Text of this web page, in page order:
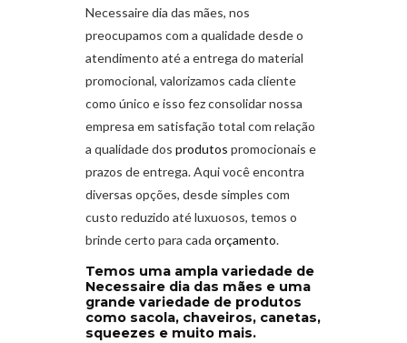
Necessaire dia das mães, nos
preocupamos com a qualidade desde o
atendimento até a entrega do material
promocional, valorizamos cada cliente
como único e isso fez consolidar nossa
empresa em satisfação total com relação
a qualidade dos produtos promocionais e
prazos de entrega. Aqui você encontra
diversas opções, desde simples com
custo reduzido até luxuosos, temos o
brinde certo para cada orçamento.
Temos uma ampla variedade de
Necessaire dia das mães e uma
grande variedade de produtos
como sacola, chaveiros, canetas,
squeezes e muito mais.